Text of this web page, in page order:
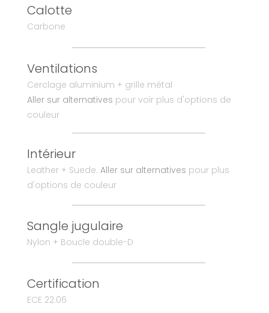
Calotte
Carbone
Ventilations
Cerclage aluminium + grille métal
Aller sur alternatives pour voir plus d'options de
couleur
Intérieur
Leather + Suede. Aller sur alternatives pour plus
d'options de couleur
Sangle jugulaire
Nylon + Boucle double-D
Certification
ECE 22.06